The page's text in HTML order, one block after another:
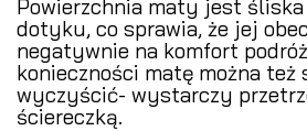
Powierzchnia maty jest
dotyku, co sprawia, że jej
negatywnie na komfort
konieczności matę można też
wyczyścić- wystarczy
ściereczką.